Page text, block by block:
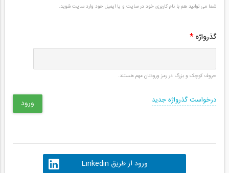
شما می توانید هم با نام کاربری خود در سایت و یا ایمیل خود وارد سایت شوید.
گذرواژه *
حروف کوچک و بزرگ در رمز ورودتان مهم هستند.
درخواست گذرواژه جدید
ورود از طریق Linkedin